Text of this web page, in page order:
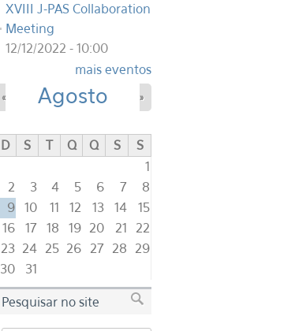
XVIII J-PAS Collaboration
Meeting
12/12/2022 - 10:00
mais eventos
Agosto
« »
D S T Q Q S
S
1
2
3 4 5 6 7
8
9 10 11 12 13 14
15
16
17 18 19 20 21
22
23 24 25 26 27 28 29
30
31
Pesquisar no site